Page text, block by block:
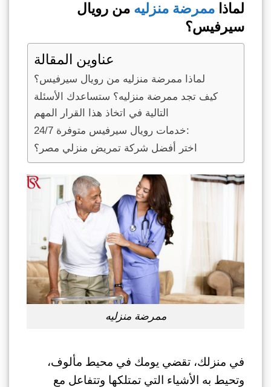
لماذاممرضة منزليه من رويال
سيرفيس؟
عناوين المقالة
لماذا ممرضة منزليه من رويال سيرفيس؟
كيف تجد ممرضة منزليه؟ ستساعدك الأسئلة
التالية في اتخاذ هذا القرار المهم
خدمات رويال سيرفيس متوفرة 24/7:
اختر أفضل شركة تمريض منزلي مصر؟
ممرضة منزليه
في منزلك، تقضي يومك في محيط مألوف،
وتحيط به الأشياء التي تمتلكها وتتفاعل مع